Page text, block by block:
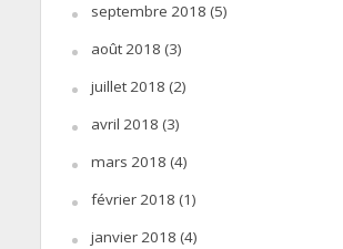
septembre 2018 (5)
août 2018 (3)
juillet 2018 (2)
avril 2018 (3)
mars 2018 (4)
février 2018 (1)
janvier 2018 (4)